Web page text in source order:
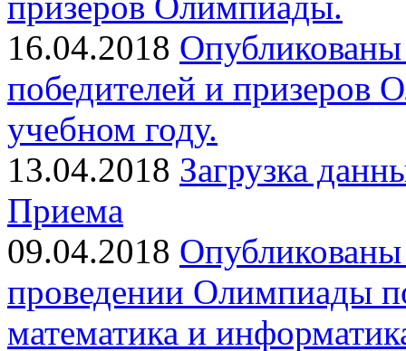
16.04.2018
победителей и призеров
учебном году.
13.04.2018 Загрузка
Приема
09.04.2018
проведении Олимпиады
математика и